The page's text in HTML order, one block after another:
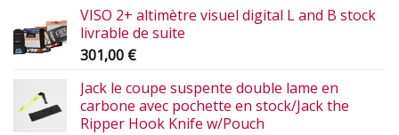
VISO 2+ altimètre visuel digital L and B stock
livrable de suite
301,00 €
Jack le coupe suspente double lame en
carbone avec pochette en stock/Jack the
Ripper Hook Knife w/Pouch